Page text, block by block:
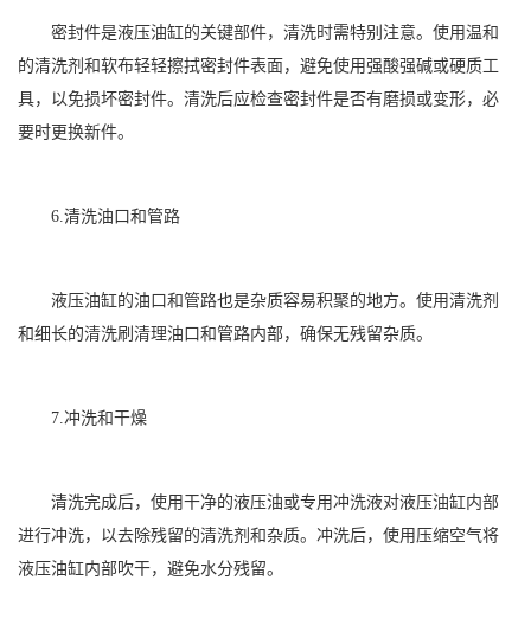
密封件是液压油缸的关键部件，清洗时需特别注意。使用温和
的清洗剂和软布轻轻擦拭密封件表面，避免使用强酸强碱或硬质工
具，以免损坏密封件。清洗后应检查密封件是否有磨损或变形，必
要时更换新件。
6.清洗油口和管路
液压油缸的油口和管路也是杂质容易积聚的地方。使用清洗剂
和细长的清洗刷清理油口和管路内部，确保无残留杂质。
7.冲洗和干燥
清洗完成后，使用干净的液压油或专用冲洗液对液压油缸内部
进行冲洗，以去除残留的清洗剂和杂质。冲洗后，使用压缩空气将
液压油缸内部吹干，避免水分残留。